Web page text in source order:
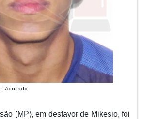
Acusado
(MP), em desfavor de Mikesio, foi